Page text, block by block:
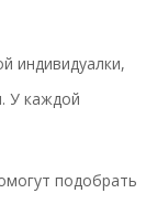
индивидуалки,
У каждой
подобрать